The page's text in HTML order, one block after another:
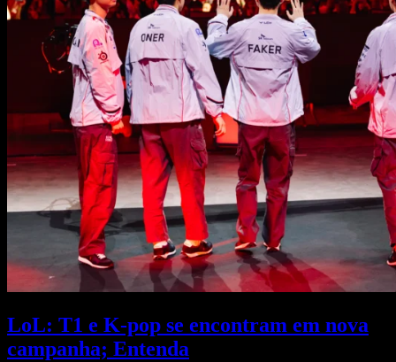
LoL: T1 e K-pop se encontram em nova
campanha; Entenda